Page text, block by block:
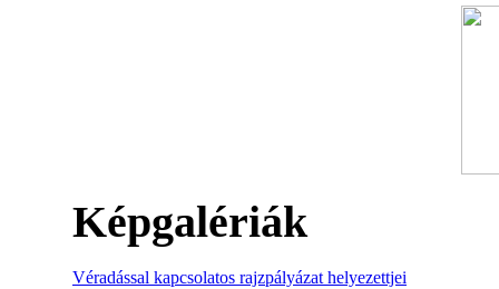
Képgalériák
Véradással kapcsolatos rajzpályázat helyezettjei